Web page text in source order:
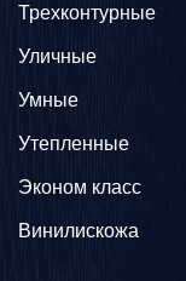
Трехконтурные
Уличные
Умные
Утепленные
Эконом класс
Винилискожа